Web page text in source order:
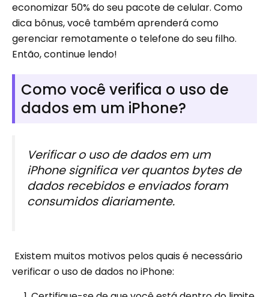
economizar 50% do seu pacote de celular. Como
dica bônus, você também aprenderá como
gerenciar remotamente o telefone do seu filho.
Então, continue lendo!
Como você verifica o uso de
dados em um iPhone?
Verificar o uso de dados em um
iPhone significa ver quantos bytes de
dados recebidos e enviados foram
consumidos diariamente.
Existem muitos motivos pelos quais é necessário
verificar o uso de dados no iPhone: